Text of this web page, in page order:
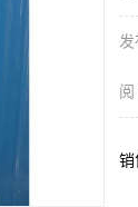
发
阅
销